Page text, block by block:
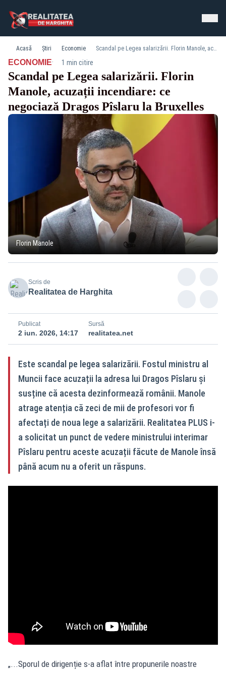
Acasă Știri Economie Scandal pe Legea salarizării. Florin Manole, acuzații incendiare: ce negociază Dragos Pîslaru la Bruxelles
ECONOMIE· 1 min citire
Scandal pe Legea salarizării. Florin
Manole, acuzații incendiare: ce
negociază Dragos Pîslaru la Bruxelles
Florin Manole
Scris de
Realitatea de Harghita
Publicat
2 iun. 2026, 14:17
Sursă
realitatea.net
Este scandal pe legea salarizării. Fostul ministru al
Muncii face acuzații la adresa lui Dragos Pîslaru și
susține că acesta dezinformează românii. Manole
atrage atenția că zeci de mii de profesori vor fi
afectați de noua lege a salarizării. Realitatea PLUS i-
a solicitat un punct de vedere ministrului interimar
Pîslaru pentru aceste acuzații făcute de Manole însă
până acum nu a oferit un răspuns.
„...Sporul de dirigenție s-a aflat între propunerile noastre